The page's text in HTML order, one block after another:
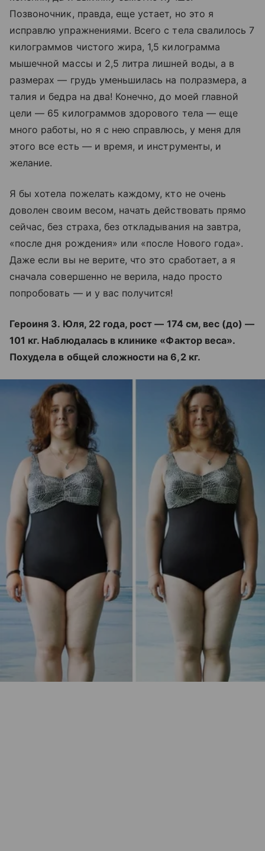
Позвоночник, правда, еще устает, но это я
исправлю упражнениями. Всего с тела свалилось 7
килограммов чистого жира, 1,5 килограмма
мышечной массы и 2,5 литра лишней воды, а в
размерах — грудь уменьшилась на полразмера, а
талия и бедра на два! Конечно, до моей главной
цели — 65 килограммов здорового тела — еще
много работы, но я с нею справлюсь, у меня для
этого все есть — и время, и инструменты, и
желание.
Я бы хотела пожелать каждому, кто не очень
доволен своим весом, начать действовать прямо
сейчас, без страха, без откладывания на завтра,
«после дня рождения» или «после Нового года».
Даже если вы не верите, что это сработает, а я
сначала совершенно не верила, надо просто
попробовать — и у вас получится!
Героиня 3. Юля, 22 года, рост — 174 см, вес (до) —
101 кг. Наблюдалась в клинике «Фактор веса».
Похудела в общей сложности на 6,2 кг.